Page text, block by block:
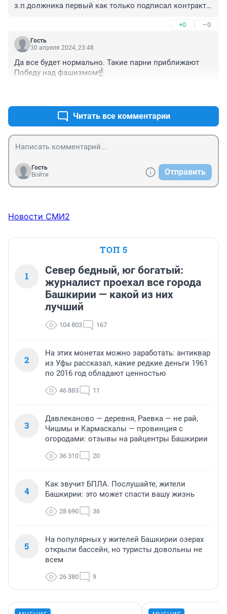
з.п.должника первый как только подписал контракт
алиментов нет,пишут с мин обороны,что и.л.небыло,я
уже 3 раза писала на сайт президента,они
отправляют суд.,приставам и мин оборону,и какой-то
+0 –0
Гость
30 апреля 2024, 23:48
Да все будет нормально. Такие парни приближают
Победу над фашизмом☝️
Читать все комментарии
Гость
Войти
Отправить
Новости СМИ2
ТОП 5
1
Север бедный, юг богатый:
журналист проехал все города
Башкирии — какой из них
лучший
104 803 167
2
На этих монетах можно заработать: антиквар
из Уфы рассказал, какие редкие деньги 1961
по 2016 год обладают ценностью
46 883 11
3
Давлеканово — деревня, Раевка — не рай,
Чишмы и Кармаскалы — провинция с
огородами: отзывы на райцентры Башкирии
36 310 20
4
Как звучит БПЛА. Послушайте, жители
Башкирии: это может спасти вашу жизнь
28 690 36
5
На популярных у жителей Башкирии озерах
открыли бассейн, но туристы довольны не
всем
26 380 9